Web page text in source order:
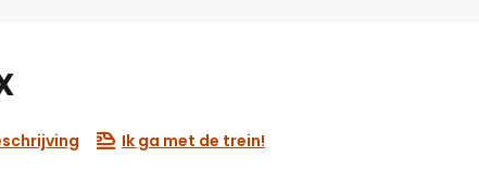
Ik ga met de trein!